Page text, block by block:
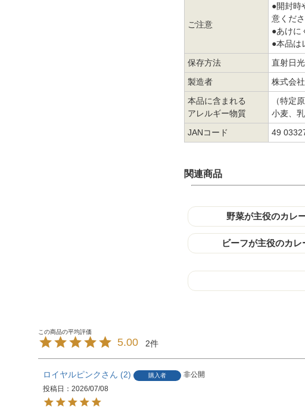
ご注意
●開封時
意くださ
●あけに
●本品は
保存方法
直射日
製造者
株式会
本品に含まれる
アレルギー物質
（特定
小麦、
JANコード
49
関連商品
野菜が主役のカレ
ビーフが主役のカレ
5.00 2
ロイヤルピンク 2 購入者
非公開
投稿日
2026/07/08